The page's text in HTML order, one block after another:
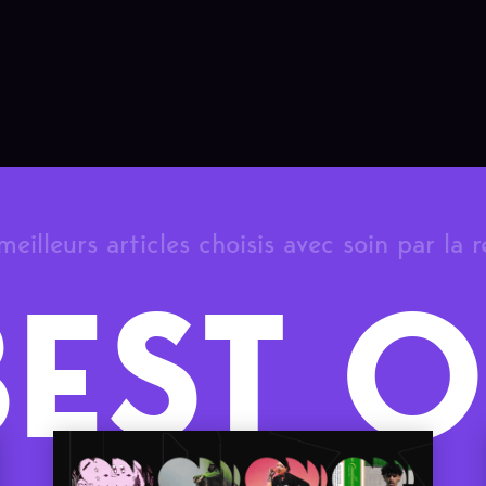
articles choisis avec soin par la